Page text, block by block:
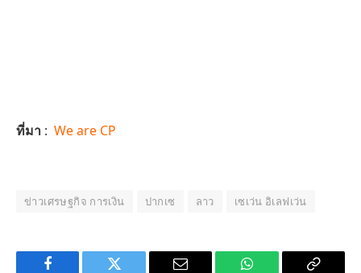
ที่มา : We are CP
ข่าวเศรษฐกิจ การเงิน ปากเซ ลาว เซเว่น อิเลฟเว่น